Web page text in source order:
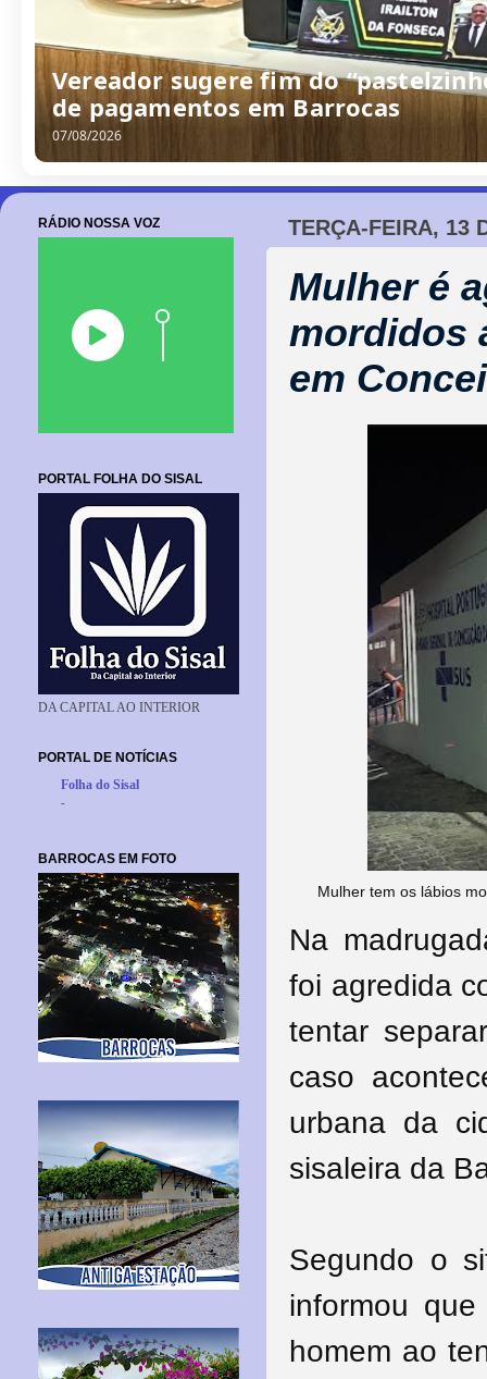
8
2
0
2
6
TERÇA-FEIRA, 13
Mulher é
mordidos
em
Mulher tem os lábios
Na
foi agredida
tentar
caso
urbana da
sisaleira da
Segundo o
informou
homem ao
RÁDIO NOSSA VOZ
PORTAL FOLHA DO SISAL
DA CAPITAL AO INTERIOR
PORTAL DE NOTÍCIAS
Folha do Sisal
-
BARROCAS EM FOTO